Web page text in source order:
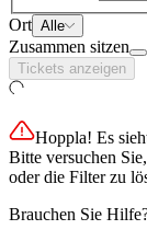
Ort Alle
Zusammen sitzen
Tickets anzeigen
Hoppla! Es
Bitte versuchen
oder die Filter zu
Brauchen Sie